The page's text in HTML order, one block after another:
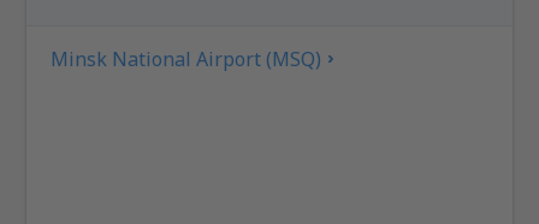
Minsk National Airport (MSQ)